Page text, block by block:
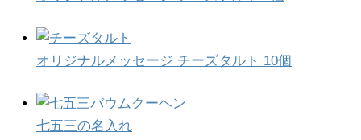
オリジナルメッセージ チーズタルト 10個
七五三の名入れ